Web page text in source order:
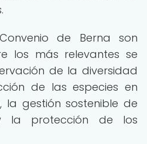
de Berna son
los más relevantes se
de la diversidad
de las especies en
la gestión sostenible de
la protección de los